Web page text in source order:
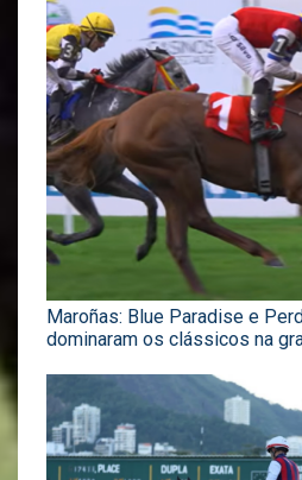
Maroñas: Blue Paradise e
dominaram os clássicos na